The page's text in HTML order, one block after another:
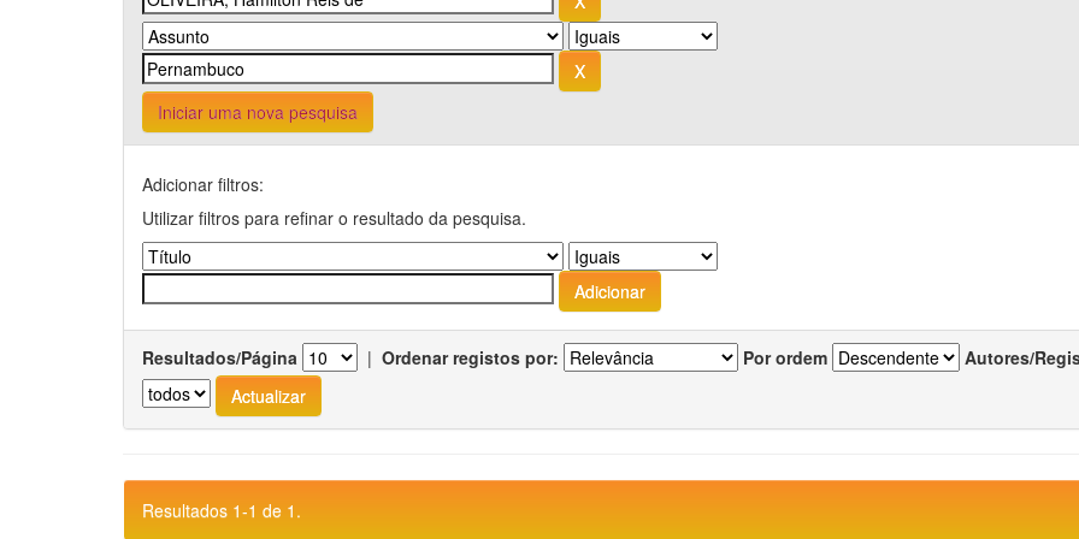
Iniciar uma nova pesquisa
Adicionar filtros:
Utilizar filtros para refinar o resultado da pesquisa.
Resultados/Página | Ordenar registos por: Por ordem Autores/
Resultados 1-1 de 1.